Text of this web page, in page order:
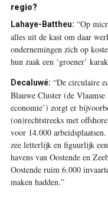
regio?
Lahaye-Battheu: “Op
alles uit de kast om daar
ondernemingen zich op
hun zaak een ‘groener’
Decaluwé: “De circulaire
Blauwe Cluster (de
economie’) zorgt er
(on)rechtstreeks met
voor 14.000
zee letterlijk en figuurlijk
havens van Oostende en
Oostende ruim 6.000
maken hadden.”